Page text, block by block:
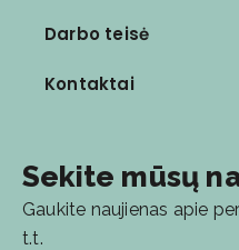
Darbo teisė
Kontaktai
Sekite mūsų
Gaukite naujienas apie
t.t.